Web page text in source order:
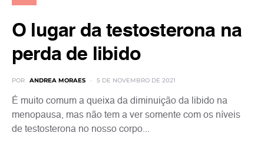
O lugar da testosterona na
perda de libido
POR ANDREA MORAES 5 DE NOVEMBRO DE 2021
É muito comum a queixa da diminuição da libido na
menopausa, mas não tem a ver somente com os níveis
de testosterona no nosso corpo...